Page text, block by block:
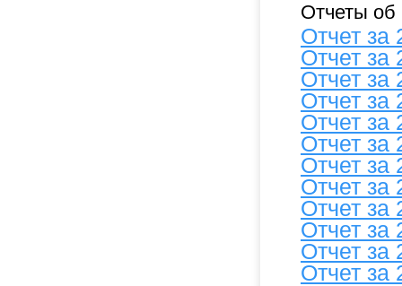
Отчеты об
Отчет за
Отчет за
Отчет за
Отчет за
Отчет за
Отчет за
Отчет за
Отчет за
Отчет за
Отчет за
Отчет за
Отчет за